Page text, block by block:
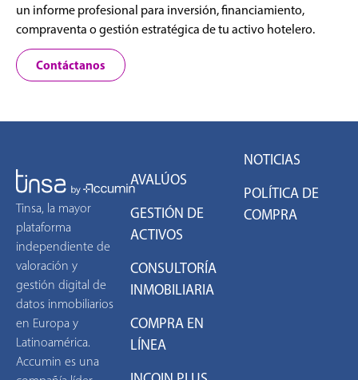
un informe profesional para inversión, financiamiento,
compraventa o gestión estratégica de tu activo hotelero.
Contáctanos
Tinsa, la mayor
plataforma
independiente de
valoración y
gestión digital de
datos inmobiliarios
en Europa y
Latinoamérica.
Accumin es una
AVALÚOS
GESTIÓN DE
ACTIVOS
CONSULTORÍA
INMOBILIARIA
COMPRA EN
LÍNEA
NOTICIAS
POLÍTICA DE
COMPRA